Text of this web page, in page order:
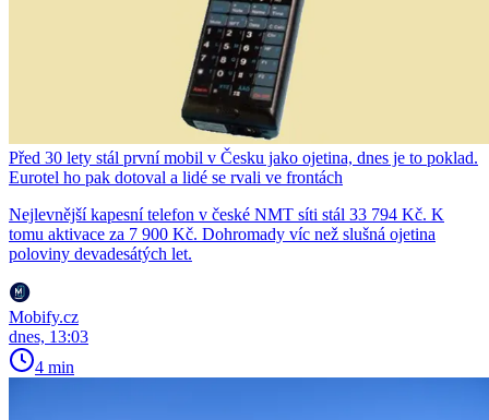
Před 30 lety stál první mobil v Česku jako ojetina, dnes je to poklad.
Eurotel ho pak dotoval a lidé se rvali ve frontách
Nejlevnější kapesní telefon v české NMT síti stál 33 794 Kč. K
tomu aktivace za 7 900 Kč. Dohromady víc než slušná ojetina
poloviny devadesátých let.
Mobify.cz
dnes, 13:03
4 min